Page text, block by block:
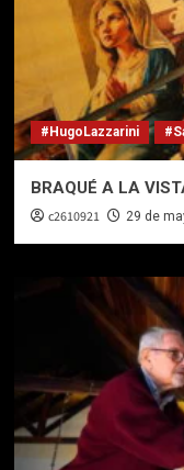
#HugoLazzarini
BRAQUÉ A LA
c2610921 29 de